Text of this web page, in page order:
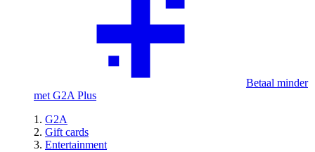
Betaal minder
met G2A Plus
G2A
Gift cards
Entertainment